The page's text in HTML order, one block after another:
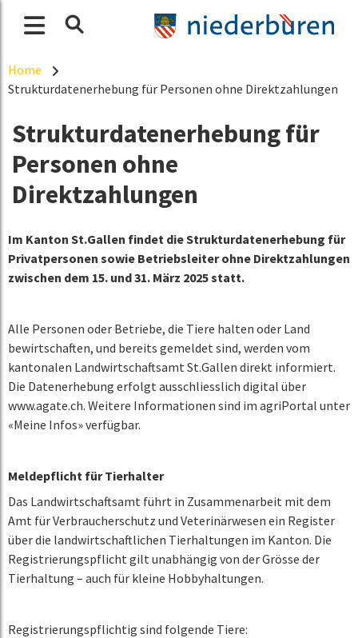
Home
Strukturdatenerhebung für Personen ohne Direktzahlungen
Strukturdatenerhebung für
Personen ohne
Direktzahlungen
Im Kanton St.Gallen findet die Strukturdatenerhebung für
Privatpersonen sowie Betriebsleiter ohne Direktzahlungen
zwischen dem 15. und 31. März 2025 statt.
Alle Personen oder Betriebe, die Tiere halten oder Land
bewirtschaften, und bereits gemeldet sind, werden vom
kantonalen Landwirtschaftsamt St.Gallen direkt informiert.
Die Datenerhebung erfolgt ausschliesslich digital über
www.agate.ch. Weitere Informationen sind im agriPortal unter
«Meine Infos» verfügbar.
Meldepflicht für Tierhalter
Das Landwirtschaftsamt führt in Zusammenarbeit mit dem
Amt für Verbraucherschutz und Veterinärwesen ein Register
über die landwirtschaftlichen Tierhaltungen im Kanton. Die
Registrierungspflicht gilt unabhängig von der Grösse der
Tierhaltung – auch für kleine Hobbyhaltungen.
Registrierungspflichtig sind folgende Tiere: